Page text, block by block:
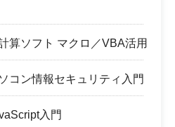
算ソフト マクロ／VBA活用
コン情報セキュリティ入門
入門